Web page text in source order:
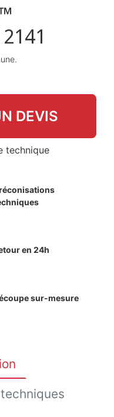
DEVIS
technique
en 24h
sur-mesure